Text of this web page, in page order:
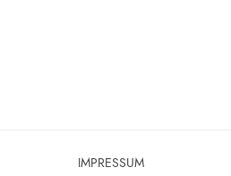
IMPRESSUM